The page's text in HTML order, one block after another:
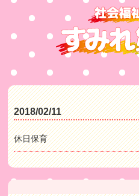
2018/02/11
休日保育